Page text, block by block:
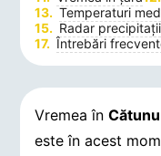
Temperaturi
Radar precipitații
Întrebări
Vremea în
este în acest